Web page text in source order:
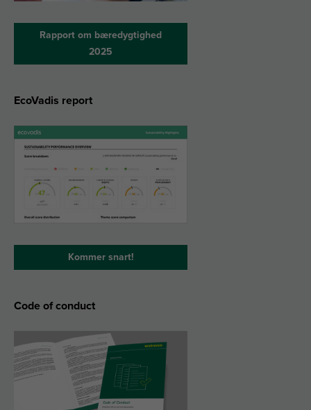
Rapport om bæredygtighed
2025
EcoVadis report
Kommer snart!
Code of conduct